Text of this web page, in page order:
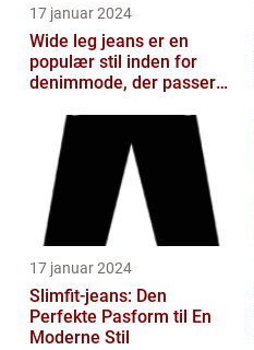
17 januar 2024
Wide leg jeans er en
populær stil inden for
denimmode, der passer
som ønsk...
17 januar 2024
Slimfit-jeans: Den
Perfekte Pasform til En
Moderne Stil